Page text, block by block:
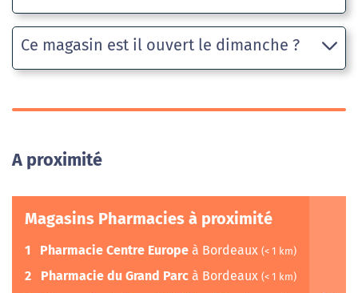
Ce magasin est il ouvert le dimanche ?
A proximité
Magasins Pharmacies à proximité
1 Pharmacie Centre Europe à Bordeaux (< 1 km)
2 Pharmacie du Grand Parc à Bordeaux (< 1 km)